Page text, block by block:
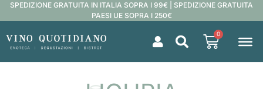
SPEDIZIONE GRATUITA IN ITALIA SOPRA I 99€ | SPEDIZIONE GRATUITA
PAESI UE SOPRA I 250€
0